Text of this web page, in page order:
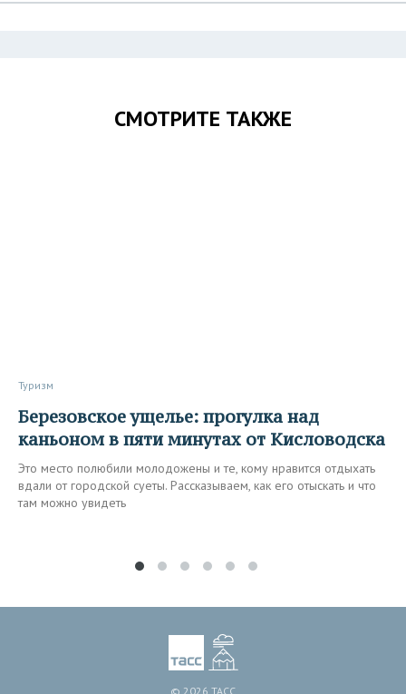
СМОТРИТЕ ТАКЖЕ
Туризм
Березовское ущелье: прогулка над
каньоном в пяти минутах от Кисловодска
Это место полюбили молодожены и те, кому нравится отдыхать
вдали от городской суеты. Рассказываем, как его отыскать и что
там можно увидеть
© 2026 ТАСС